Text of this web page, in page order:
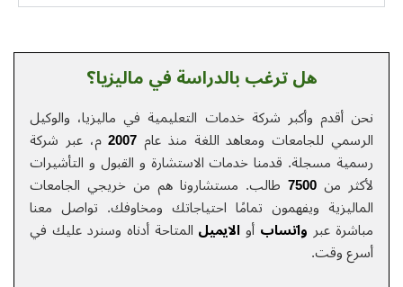
هل ترغب بالدراسة في ماليزيا؟
نحن أقدم وأكبر شركة خدمات التعلیمیة في ماليزيا، والوكيل
الرسمي للجامعات ومعاهد اللغة منذ عام
2007م، عبر شركة
رسمية مسجلة. قدمنا خدمات الاستشارة و القبول و التأشيرات
لأكثر من7500طالب. مستشارونا هم من خريجي الجامعات
الماليزية ويفهمون تمامًا احتياجاتك ومخاوفك.تواصل معنا
مباشرة عبرواتسابأو الایمیلالمتاحة أدناه وسنرد عليك في
أسرع وقت.